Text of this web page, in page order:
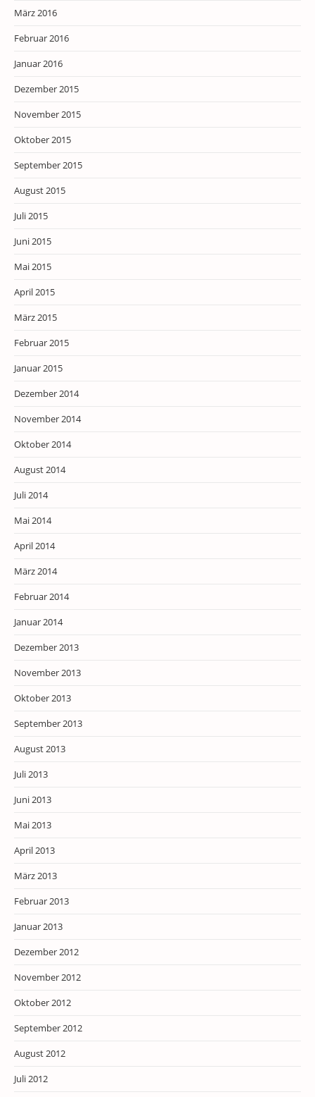
März 2016
Februar 2016
Januar 2016
Dezember 2015
November 2015
Oktober 2015
September 2015
August 2015
Juli 2015
Juni 2015
Mai 2015
April 2015
März 2015
Februar 2015
Januar 2015
Dezember 2014
November 2014
Oktober 2014
August 2014
Juli 2014
Mai 2014
April 2014
März 2014
Februar 2014
Januar 2014
Dezember 2013
November 2013
Oktober 2013
September 2013
August 2013
Juli 2013
Juni 2013
Mai 2013
April 2013
März 2013
Februar 2013
Januar 2013
Dezember 2012
November 2012
Oktober 2012
September 2012
August 2012
Juli 2012